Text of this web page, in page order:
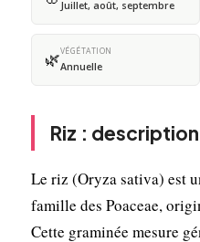
Juillet, août, septembre
🌿VÉGÉTATION
Annuelle
Riz :
Le riz (Oryza sativa) est
famille des Poaceae,
Cette graminée mesure